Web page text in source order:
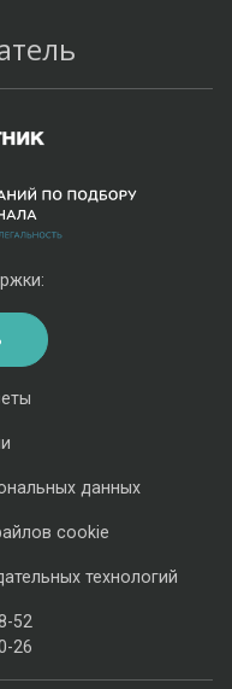
данных
cookie
технологий
52
26